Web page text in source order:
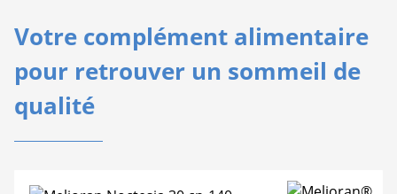
Votre complément alimentaire
pour retrouver un sommeil de
qualité